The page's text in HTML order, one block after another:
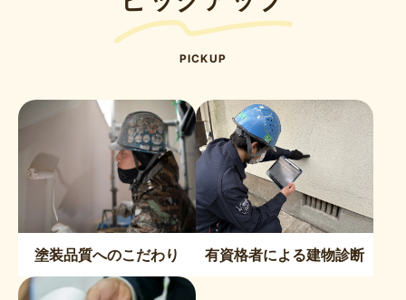
PICKUP
塗装品質へのこだわり 有資格者による建物診断